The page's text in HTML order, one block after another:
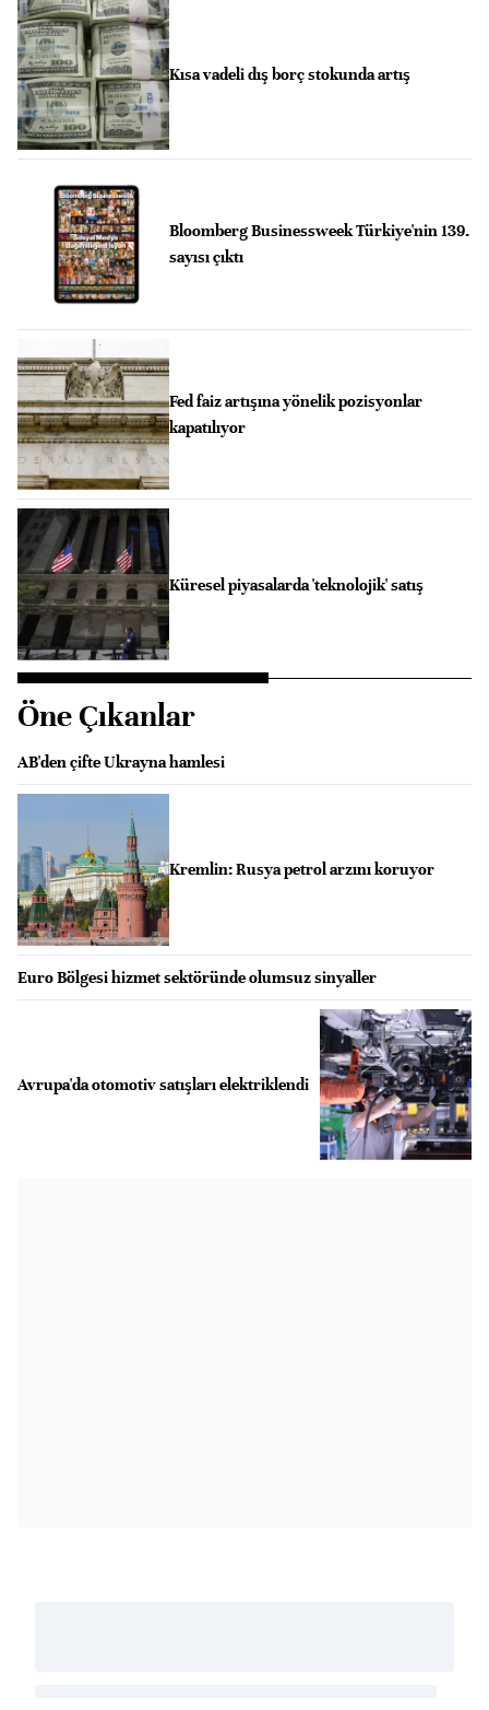
Kısa vadeli dış borç stokunda artış
Bloomberg Businessweek Türkiye'nin 139.
sayısı çıktı
Fed faiz artışına yönelik pozisyonlar
kapatılıyor
Küresel piyasalarda 'teknolojik' satış
Öne Çıkanlar
AB'den çifte Ukrayna hamlesi
Kremlin: Rusya petrol arzını koruyor
Euro Bölgesi hizmet sektöründe olumsuz sinyaller
Avrupa'da otomotiv satışları elektriklendi